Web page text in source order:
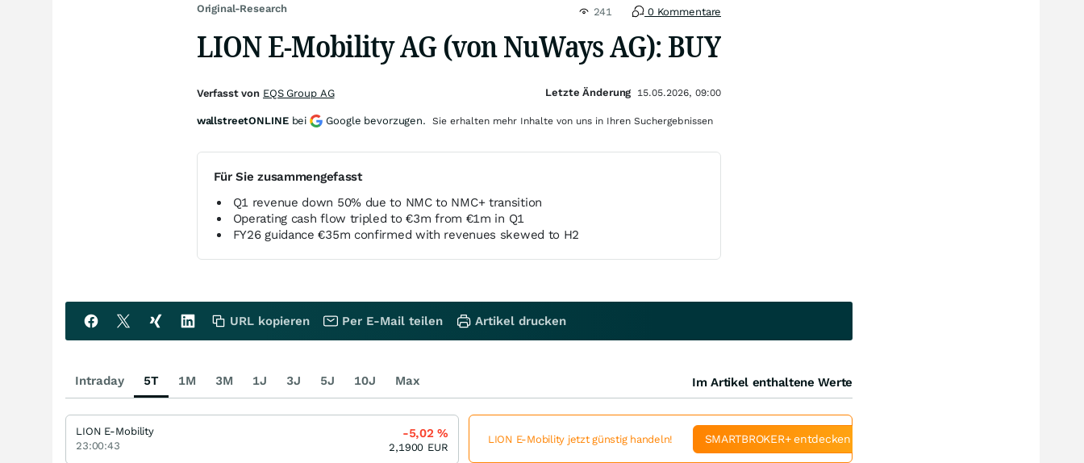
Original-Research 241 0 Kommentare
LION E-Mobility AG (von NuWays AG): BUY
Für Sie zusammengefasst
Q1 revenue down 50% due to NMC to NMC+ transition
Operating cash flow tripled to €3m from €1m in Q1
FY26 guidance €35m confirmed with revenues skewed to H2
Verfasst von EQS Group AG Letzte Änderung 15.05.2026, 09:00
wallstreetONLINE bei Google bevorzugen. Sie erhalten mehr Inhalte von uns in Ihren Suchergebnissen
URL kopieren Per E-Mail teilen Artikel drucken
Intraday 5T 1M 3M 1J 3J 5J 10J Max Im Artikel enthaltene Werte
LION E-Mobility
23:00:43
-5,02%
2,1900 EUR
LION E-Mobility jetzt günstig handeln! SMARTBROKER+ entdecken